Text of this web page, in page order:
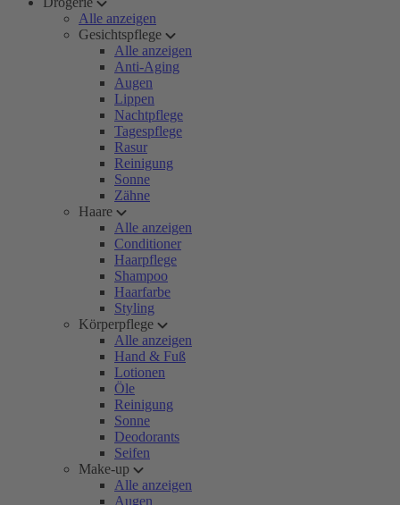
Alle anzeigen
Gesichtspflege
Alle anzeigen
Anti-Aging
Augen
Lippen
Nachtpflege
Tagespflege
Rasur
Reinigung
Sonne
Zähne
Haare
Alle anzeigen
Conditioner
Haarpflege
Shampoo
Haarfarbe
Styling
Körperpflege
Alle anzeigen
Hand & Fuß
Lotionen
Öle
Reinigung
Sonne
Deodorants
Seifen
Make-up
Alle anzeigen
Augen